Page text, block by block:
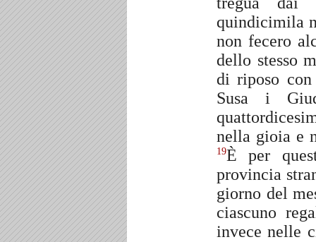
quindicimila
non fecero
dello stesso
di riposo
Susa i
nella gioia e
19È per
provincia
giorno del
ciascuno
invece nelle